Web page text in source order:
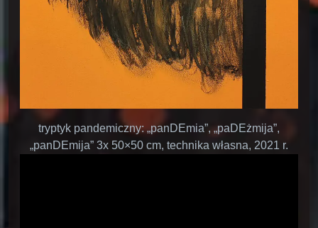
tryptyk pandemiczny: „panDEmia”, „paDEżmija”,
„panDEmija” 3x 50×50 cm, technika własna, 2021 r.